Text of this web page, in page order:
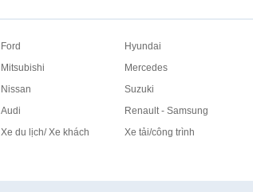
Ford
Hyundai
Mitsubishi
Mercedes
Nissan
Suzuki
Audi
Renault - Samsung
Xe du lịch/ Xe khách
Xe tải/công trình